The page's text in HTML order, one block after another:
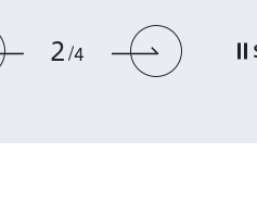
前のスライドを表示
2 4